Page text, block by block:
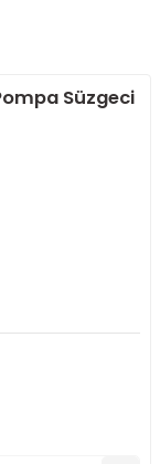
Süzgeci